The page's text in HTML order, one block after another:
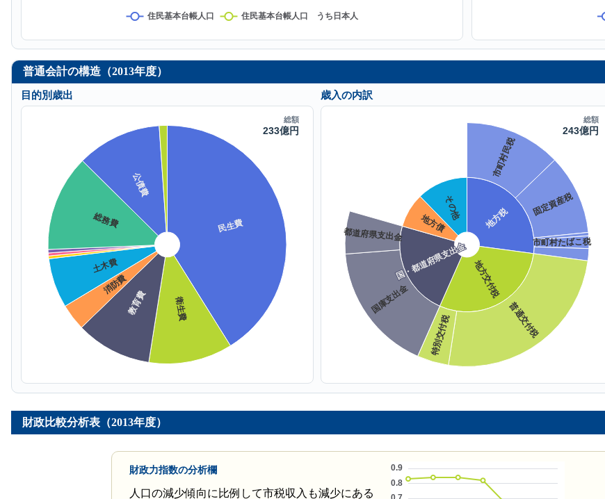
普通会計の構造（2013年度）
目的別歳出
歳入の内訳
財政比較分析表（2013年度）
財政力指数の分析欄
人口の減少傾向に比例して市税収入も減少にある